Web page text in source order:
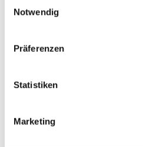
Notwendig
Präferenzen
Statistiken
Marketing
Testen Sie das Probeabo